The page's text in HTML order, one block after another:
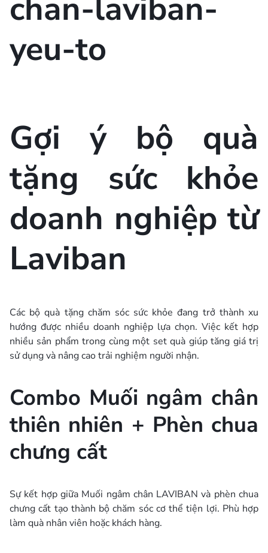
Gợi ý bộ quà
tặng sức khỏe
doanh nghiệp từ
Laviban
Các bộ quà tặng chăm sóc sức khỏe đang trở thành xu
hướng được nhiều doanh nghiệp lựa chọn. Việc kết hợp
nhiều sản phẩm trong cùng một set quà giúp tăng giá trị
sử dụng và nâng cao trải nghiệm người nhận.
Combo Muối ngâm chân
thiên nhiên + Phèn chua
chưng cất
Sự kết hợp giữa Muối ngâm chân LAVIBAN và phèn chua
chưng cất tạo thành bộ chăm sóc cơ thể tiện lợi. Phù hợp
làm quà nhân viên hoặc khách hàng.